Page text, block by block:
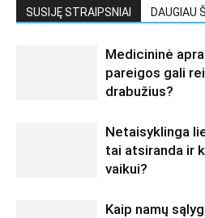
SUSIJĘ STRAIPSNIAI DAUGIAU
Medicininė
pareigos gali
drabužius?
Netaisyklinga
tai atsiranda ir
vaikui?
Kaip namų